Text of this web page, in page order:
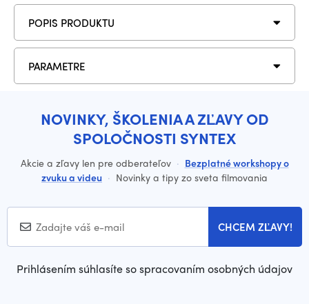
POPIS PRODUKTU
PARAMETRE
NOVINKY, ŠKOLENIA A ZĽAVY OD
SPOLOČNOSTI SYNTEX
Akcie a zľavy len pre odberateľov · Bezplatné workshopy o
zvuku a videu · Novinky a tipy zo sveta filmovania
CHCEM ZĽAVY!
Prihlásením súhlasíte so spracovaním osobných údajov